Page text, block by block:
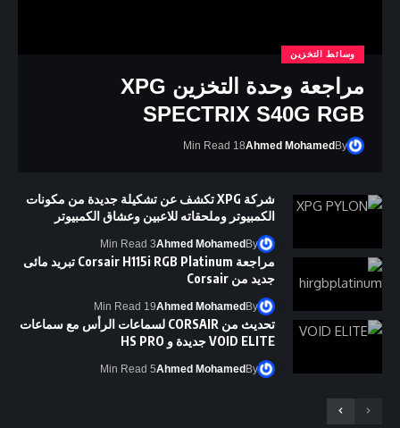
وسائط التخزين
مراجعة وحدة التخزين XPG
SPECTRIX S40G RGB
By
Ahmed Mohamed
18 Min Read
شركة XPG تكشف عن تشكيلة جديدة من مكونات
الكمبيوتر وملحقاته للاعبين وعشاق الكمبيوتر
By
Ahmed Mohamed
3 Min Read
مراجعة Corsair H115i RGB Platinum تبريد مائى
جديد من Corsair
By
Ahmed Mohamed
19 Min Read
تحديث من CORSAIR لسماعات الرأس مع سماعات
VOID ELITE جديدة و HS PRO
By
Ahmed Mohamed
5 Min Read